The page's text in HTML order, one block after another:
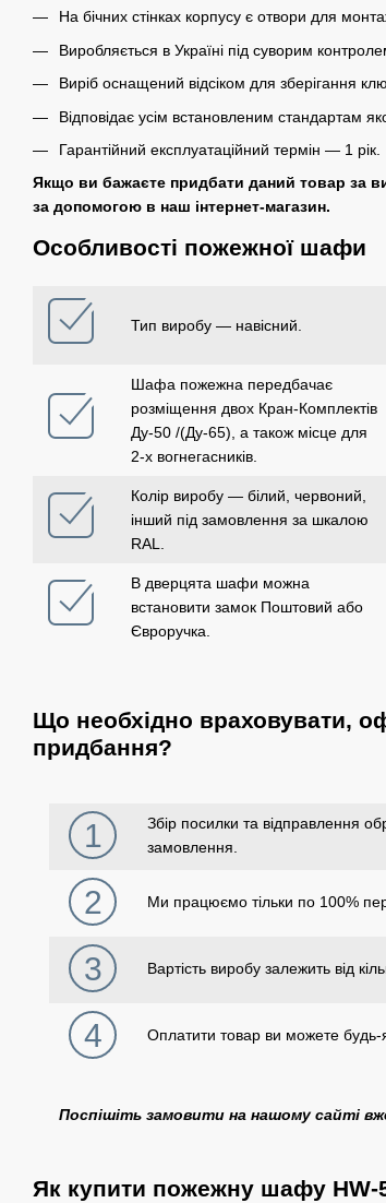
На бічних стінках корпусу є отвори для
Виробляється в Україні під суворим
Виріб оснащений відсіком для зберігання
Відповідає усім встановленим стандартам
Гарантійний експлуатаційний термін ― 1 рік.
Якщо ви бажаєте придбати даний товар за
за допомогою в наш інтернет-магазин.
Особливості пожежної шафи
Тип виробу ― навісний.
Шафа пожежна передбачає
розміщення двох Кран-Комплектів
Ду-50 /(Ду-65), а також місце для
2-х вогнегасників.
Колір виробу ― білий, червоний,
інший під замовлення за шкалою
RAL.
В дверцята шафи можна
встановити замок Поштовий або
Євроручка.
Що необхідно враховувати,
придбання?
1
Збір посилки та відправлення
замовлення.
2 Ми працюємо тільки по 100%
3 Вартість виробу залежить від
4 Оплатити товар ви можете
Поспішіть замовити на нашому сайті
Як купити пожежну шафу HW-